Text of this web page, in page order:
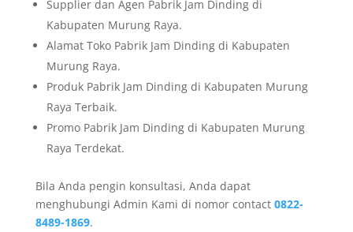
Supplier dan Agen Pabrik Jam Dinding di
Kabupaten Murung Raya.
Alamat Toko Pabrik Jam Dinding di Kabupaten
Murung Raya.
Produk Pabrik Jam Dinding di Kabupaten Murung
Raya Terbaik.
Promo Pabrik Jam Dinding di Kabupaten Murung
Raya Terdekat.
Bila Anda pengin konsultasi, Anda dapat
menghubungi Admin Kami di nomor contact 0822-
8489-1869.